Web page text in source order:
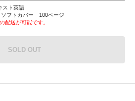
ト英語
フトカバー 100ページ
配送が可能です。
SOLD OUT